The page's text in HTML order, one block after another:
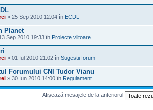
» 25 Sep 2010 12:04 în ECDL
Planet
Sep 2010 19:33 în Proiecte viitoare
» 01 Iul 2010 21:02 în Sugestii forum
Forumului CNI Tudor Vianu
» 30 Iun 2010 14:00 în Regulament
Afişează mesajele de la anteriorul